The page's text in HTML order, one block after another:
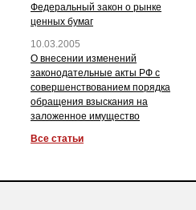
Федеральный закон о рынке
ценных бумаг
10.03.2005
О внесении изменений
законодательные акты РФ с
совершенствованием порядка
обращения взыскания на
заложенное имущество
Все статьи